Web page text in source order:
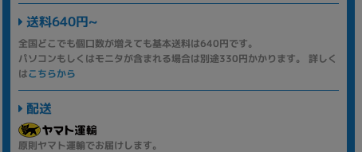
送料640円~
全国どこでも個口数が増えても基本送料は640円です。
パソコンもしくはモニタが含まれる場合は別途330円かかります。 詳しく
はこちらから
配送
原則ヤマト運輸でお届けします。